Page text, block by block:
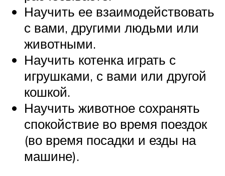
Научить ее взаимодействовать
с вами, другими людьми или
животными.
Научить котенка играть с
игрушками, с вами или другой
кошкой.
Научить животное сохранять
спокойствие во время поездок
(во время посадки и езды на
машине).